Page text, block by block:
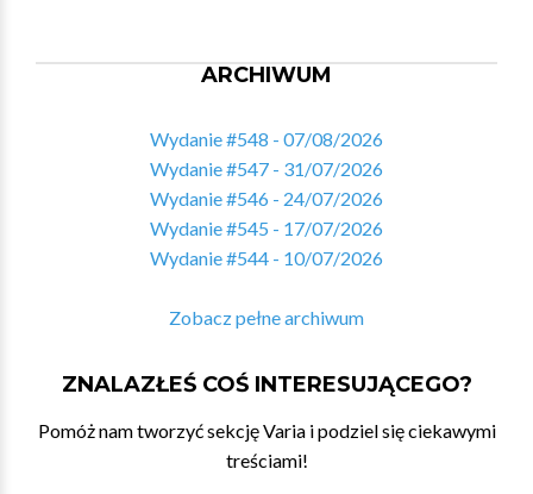
ARCHIWUM
Wydanie #548 - 07/08/2026
Wydanie #547 - 31/07/2026
Wydanie #546 - 24/07/2026
Wydanie #545 - 17/07/2026
Wydanie #544 - 10/07/2026
Zobacz pełne archiwum
ZNALAZŁEŚ COŚ INTERESUJĄCEGO?
Pomóż nam tworzyć sekcję Varia i podziel się ciekawymi
treściami!